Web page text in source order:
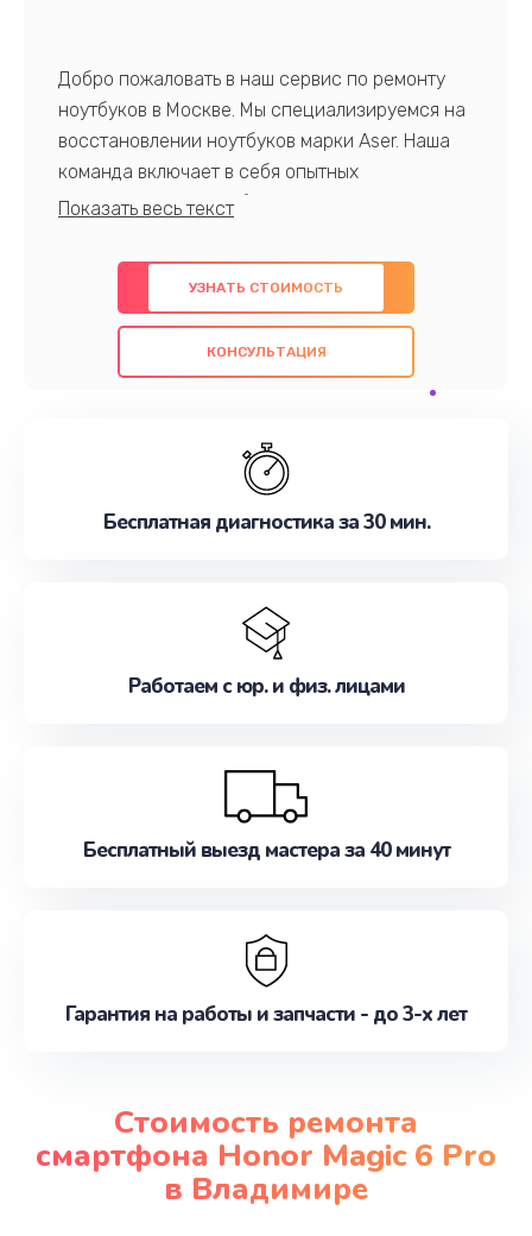
Добро пожаловать в наш сервис по ремонту
ноутбуков в Москве. Мы специализируемся на
восстановлении ноутбуков марки Aser. Наша
команда включает в себя опытных
профессионалов с обширными знаниями и
предлагаем быстрый и качественный ремонт с
использованием оригинальных компонентов, а
также гарантируем качество всех
проведенных работ. Наша цель - предоставить
наилучшим образом. Не медлите записаться на
УЗНАТЬ СТОИМОСТЬ
КОНСУЛЬТАЦИЯ
Бесплатная диагностика за 30 мин.
Работаем с юр. и физ. лицами
Бесплатный выезд мастера за 40 минут
Гарантия на работы и запчасти - до 3-х лет
Стоимость ремонта
смартфона Honor Magic 6 Pro
в Владимире